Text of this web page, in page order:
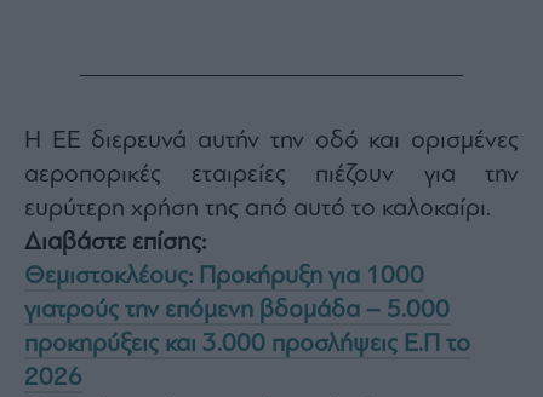
Η ΕΕ διερευνά αυτήν την οδό και ορισμένες
αεροπορικές εταιρείες πιέζουν για την
ευρύτερη χρήση της από αυτό το καλοκαίρι.
Διαβάστε επίσης:
Θεμιστοκλέους: Προκήρυξη για 1000
γιατρούς την επόμενη βδομάδα – 5.000
προκηρύξεις και 3.000 προσλήψεις Ε.Π το
2026